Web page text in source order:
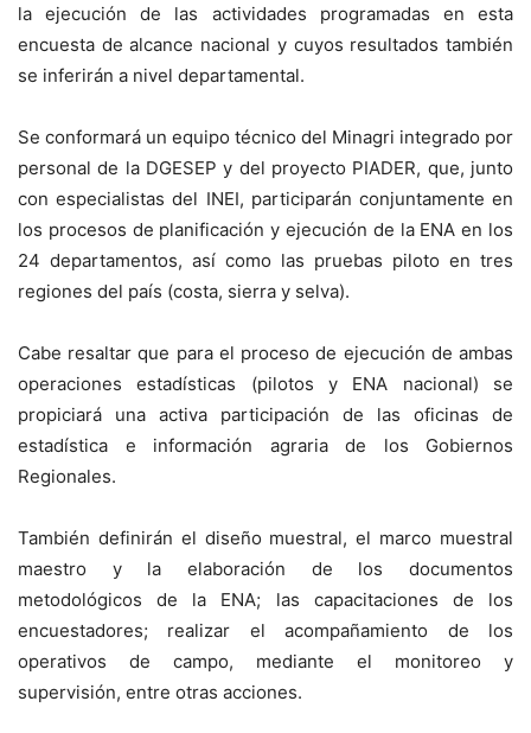
la ejecución de las actividades programadas en esta
encuesta de alcance nacional y cuyos resultados también
se inferirán a nivel departamental.
Se conformará un equipo técnico del Minagri integrado por
personal de la DGESEP y del proyecto PIADER, que, junto
con especialistas del INEI, participarán conjuntamente en
los procesos de planificación y ejecución de la ENA en los
24 departamentos, así como las pruebas piloto en tres
regiones del país (costa, sierra y selva).
Cabe resaltar que para el proceso de ejecución de ambas
operaciones estadísticas (pilotos y ENA nacional) se
propiciará una activa participación de las oficinas de
estadística e información agraria de los Gobiernos
Regionales.
También definirán el diseño muestral, el marco muestral
maestro y la elaboración de los documentos
metodológicos de la ENA; las capacitaciones de los
encuestadores; realizar el acompañamiento de los
operativos de campo, mediante el monitoreo y
supervisión, entre otras acciones.